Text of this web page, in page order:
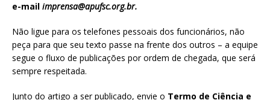
e-mail imprensa@apufsc.org.br.
Não ligue para os telefones pessoais dos funcionários, não
peça para que seu texto passe na frente dos outros – a equipe
segue o fluxo de publicações por ordem de chegada, que será
sempre respeitada.
Junto do artigo a ser publicado, envie o Termo de Ciência e